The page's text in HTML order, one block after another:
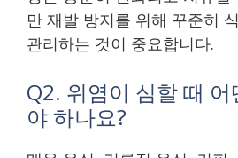
만 재발 방지를 위해 꾸준히
관리하는 것이 중요합니다.
Q2. 위염이 심할 때
야 하나요?